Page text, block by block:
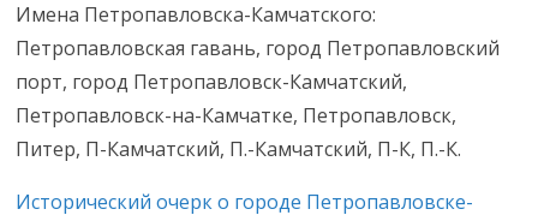
Имена Петропавловска-Камчатского:
Петропавловская гавань, город Петропавловский
порт, город Петропавловск-Камчатский,
Петропавловск-на-Камчатке, Петропавловск,
Питер, П-Камчатский, П.-Камчатский, П-К, П.-К.
Исторический очерк о городе Петропавловске-